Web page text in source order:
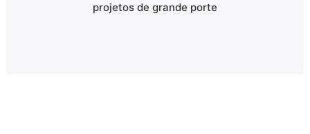
projetos de grande porte